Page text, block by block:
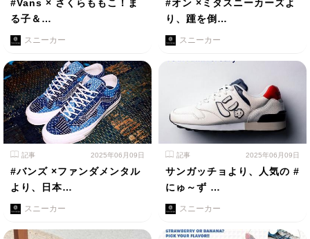
#Vans × さくらももこ！ま
る子＆…
スニーカー
#オン ×ミタスニーカーズよ
り、踵を倒…
スニーカー
記事 2025年06月09日
#バンズ ×ファンダメンタル
より、日本…
スニーカー
記事 2025年06月09日
サンガッチョより、人気の #
にゅ～ず …
スニーカー